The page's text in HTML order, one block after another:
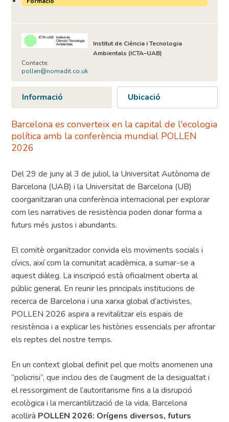
Institut de Ciència i Tecnologia
Ambientals (ICTA–UAB)
Contacte:
pollen@nomadit.co.uk
Informació Ubicació
Barcelona es converteix en la capital de l'ecologia
política amb la conferència mundial POLLEN
2026
Del 29 de juny al 3 de juliol, la Universitat Autònoma de
Barcelona (UAB) i la Universitat de Barcelona (UB)
coorganitzaran una conferència internacional per explorar
com les narratives de resistència poden donar forma a
futurs més justos i abundants.
El comitè organitzador convida els moviments socials i
cívics, així com la comunitat acadèmica, a sumar-se a
aquest diàleg. La inscripció està oficialment oberta al
públic general. En reunir les principals institucions de
recerca de Barcelona i una xarxa global d’activistes,
POLLEN 2026 aspira a revitalitzar els espais de
resistència i a explicar les històries essencials per afrontar
els reptes del nostre temps.
En un context global definit pel que molts anomenen una
“policrisi”, que inclou des de l’augment de la desigualtat i
el ressorgiment de l’autoritarisme fins a la disrupció
ecològica i la mercantilització de la vida, Barcelona
acollirà POLLEN 2026: Orígens diversos, futurs